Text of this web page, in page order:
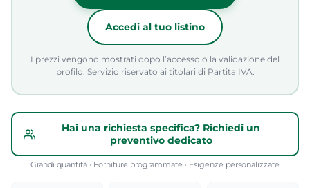
Accedi al tuo listino
I prezzi vengono mostrati dopo l’accesso o la validazione del
profilo. Servizio riservato ai titolari di Partita IVA.
Hai una richiesta specifica? Richiedi un
preventivo dedicato
Grandi quantità · Forniture programmate · Esigenze personalizzate